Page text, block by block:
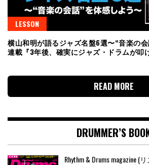
LESSON
横山和明が語るジャズ名盤6選〜“音楽の会
連載『3年後、確実にジャズ・ドラムが叩
READ MORE
DRUMMER’S
Rhythm & Drums magazine